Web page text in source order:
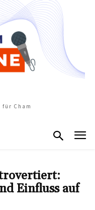
für Cham
Einfluss auf